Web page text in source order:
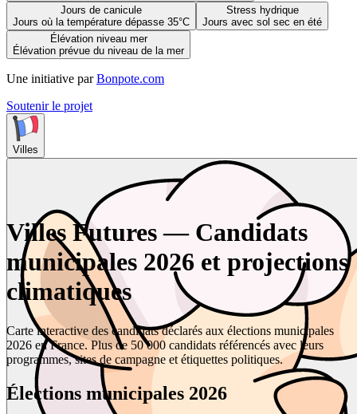
Jours de canicule
Jours où la température dépasse 35°C
Stress hydrique
Jours avec sol sec en été
Élévation niveau mer
Élévation prévue du niveau de la mer
Une initiative par Bonpote.com
Soutenir le projet
Villes
Villes Futures — Candidats
municipales 2026 et projections
climatiques
Carte interactive des candidats déclarés aux élections municipales
2026 en France. Plus de 50 000 candidats référencés avec leurs
programmes, sites de campagne et étiquettes politiques.
Élections municipales 2026